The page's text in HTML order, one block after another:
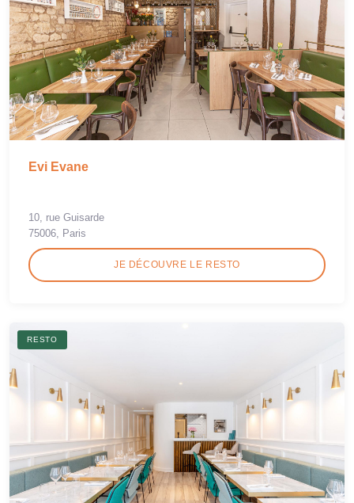
Evi Evane
10, rue Guisarde
75006, Paris
JE DÉCOUVRE LE RESTO
RESTO